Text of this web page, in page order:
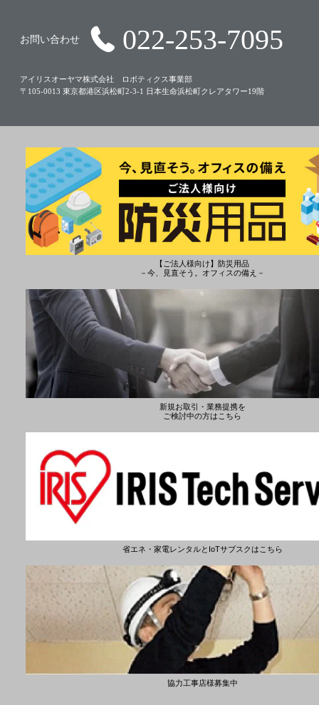
お問い合わせ 022-253-7095
アイリスオーヤマ株式会社 ロボティクス事業部
〒105-0013 東京都港区浜松町2-3-1 日本生命浜松町クレアタワー19階
【ご法人様向け】防災用品
－今、見直そう。オフィスの備え－
新規お取引・業務提携を
ご検討中の方はこちら
省エネ・家電レンタルとIoTサブスクはこちら
協力工事店様募集中